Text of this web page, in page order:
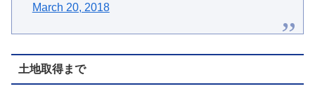
March 20, 2018
土地取得まで